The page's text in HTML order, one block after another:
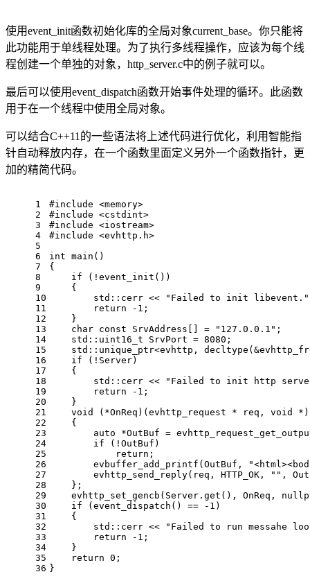
使用event_init函数初始化库的全局对象current_base。你只能将
此功能用于单线程处理。为了执行多线程操作，应该为每个线
程创建一个单独的对象，http_server.c中的例子就可以。
最后可以使用event_dispatch函数开始事件处理的循环。此函数
用于在一个线程中使用全局对象。
可以结合C++11的一些语法将上述代码进行优化，利用智能指
针自动释放内存，在一个函数里面定义另外一个函数指针，更
加的精简代码。
1
2
3
4
5
6
7
8
9
10
11
12
13
14
15
16
17
18
19
20
21
22
23
24
25
26
27
28
29
30
31
32
33
34
35
36
#include <memory>
#include <cstdint>
#include <iostream>
#include <evhttp.h>
int main ()
{
if (! event_init ())
    {
        std::cerr <<
"Failed to init libevent."
return
-1 ;
    }
char const SrvAddress[] = "127.0.0.1" ;
    std::
uint16_t SrvPort = 8080 ;
std::unique_ptr<evhttp, decltype
if (!Server)
    {
        std::cerr <<
"Failed to init http
return
-1 ;
    }
void
(*OnReq)(evhttp_request * req, void
*)
    {
auto *OutBuf =
if (!OutBuf)
return ;
evbuffer_add_printf (OutBuf,
evhttp_send_reply(req, HTTP_OK, "" ,
    };
evhttp_set_gencb (Server. get (), OnReq,
if (event_dispatch () == -1 )
    {
        std::cerr <<
"Failed to run messahe
return
-1 ;
    }
return 0 ;
}